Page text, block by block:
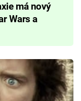
má nový
Wars a